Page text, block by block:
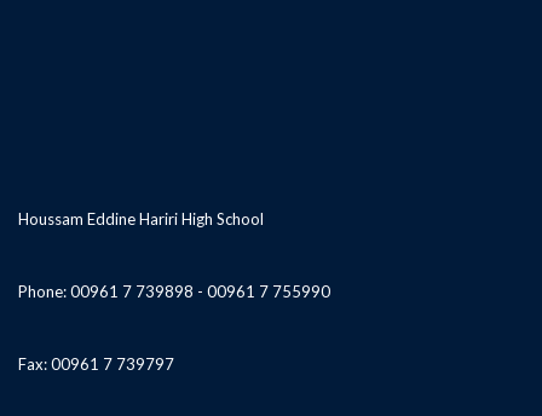
Houssam Eddine Hariri High School
Phone: 00961 7 739898 - 00961 7 755990
Fax: 00961 7 739797